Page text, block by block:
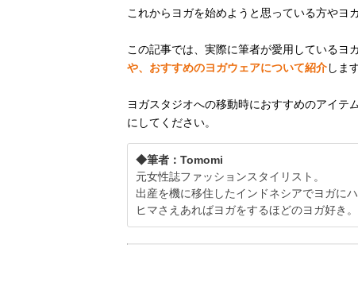
これからヨガを始めようと思っている方やヨ
この記事では、実際に筆者が愛用しているヨ
や、おすすめのヨガウェアについて紹介します
ヨガスタジオへの移動時におすすめのアイテ
にしてください。
◆筆者：Tomomi
元女性誌ファッションスタイリスト。
出産を機に移住したインドネシアでヨガに
ヒマさえあればヨガをするほどのヨガ好き